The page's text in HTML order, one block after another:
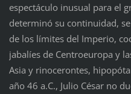
espectáculo inusual para el
determinó su continuidad,
de los límites del Imperio,
jabalíes de Centroeuropa y
Asia y rinocerontes,
año 46 a.C., Julio César no